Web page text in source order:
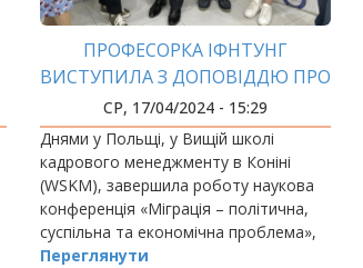
ПРОФЕСОРКА ІФНТУНГ
ВИСТУПИЛА З ДОПОВІДДЮ ПРО
ВИМУШЕНУ МІГРАЦІЮ ПІД ЧАС
ВІЙНИ
СР, 17/04/2024 - 15:29
Днями у Польщі, у Вищій школі
кадрового менеджменту в Коніні
(WSKM), завершила роботу наукова
конференція «Міграція – політична,
суспільна та економічна проблема»,
що зібрала представників багатьох
Переглянути